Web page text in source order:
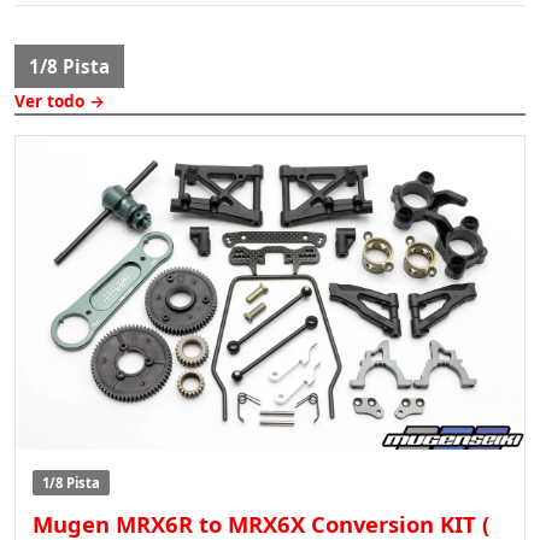
1/8 Pista
Ver todo →
1/8 Pista
Mugen MRX6R to MRX6X Conversion KIT (